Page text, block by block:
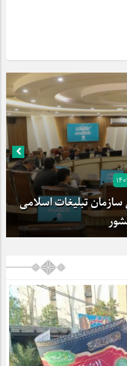
سازمان تبلیغات اسلامی